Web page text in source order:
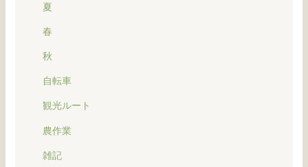
夏
春
秋
自転車
観光ルート
農作業
雑記